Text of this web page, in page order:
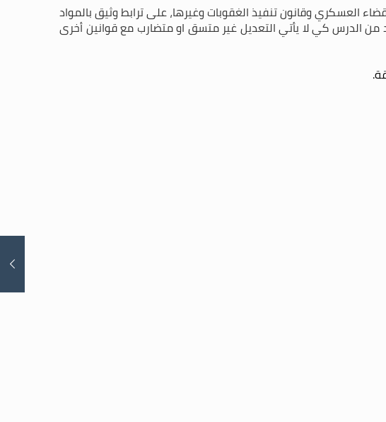
العسكري وقانون تنفيذ الغقوبات وغيرها، على ترابط وثيق بالمواد
من الدرس كي لا يأتي التعديل غير متسق او متضارب مع قوانين أخرى